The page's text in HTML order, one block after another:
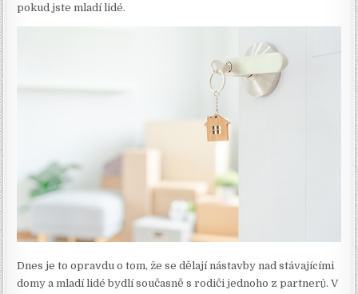
pokud jste mladí lidé.
Dnes je to opravdu o tom, že se dělají nástavby nad stávajícími
domy a mladí lidé bydlí současně s rodiči jednoho z partnerů. V